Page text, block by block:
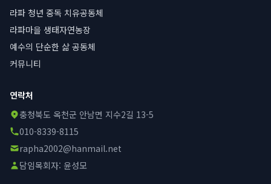
라파 청년 중독 치유공동체
라파마을 생태자연농장
예수의 단순한 삶 공동체
커뮤니티
연락처
충청북도 옥천군 안남면 지수2길 13-5
010-8339-8115
rapha2002@hanmail.net
담임목회자: 윤성모